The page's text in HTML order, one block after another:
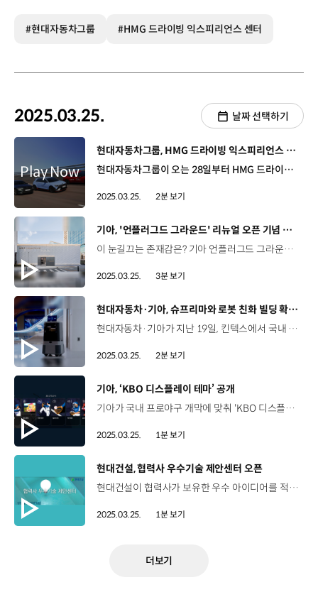
#현대자동차그룹 #HMG 드라이빙 익스피리언스 센터
2025.03.25. 날짜 선택하기
[동영상]
현대자동차그룹, HMG 드라이빙 익스피리언스 센터 2025 시즌 운영 시작
현대자동차그룹이 오는 28일부터 HMG 드라이빙 익스피리언스 센터의 2025 시즌 운영을 시작합니다. 충남 태안에 위치한 HMG 드라이빙 익스피리언스 센터는 8개의 주행 코스를 통한 드라이빙 체험과 브랜드 경험을 동시에 즐길 수 있는 국내 최대 규모의 시설인데요. 드라이빙 프로그램은 고객이 직접 차량을 운전하며 드라이빙 스킬을 배울 수 있는 ‘드라이빙 익스피리언스’와 누구나 부담없이 드라이빙을 체험해볼 수 있는 ‘드라이빙 플레저’로 구성돼 있습니다. 이번 시즌 드라이빙 익스피리언스에서는 초보 운전자를 위한 기초 프로그램인 베이직 드라이브와 아이오닉5 N을 통해 드라이빙 스킬을 익힐 수 있는 N 드리프트 레벨 2, 최상위 레벨 프로그램인 트랙 익스피리언스 프로그램을 새롭게 운영하는데요. 드라이빙 플레저에서는 타스만 X-Pro 모델과 함께 오프로드 주행과 캠핑을 즐길 수 있는 ‘타스만 인텐시브’를 새롭게 선보입니다. 2025 시즌은 오는 11월 30일까지 운영되며 프로그램 예약과 자세한 운영 정보는 공식 홈페이지를 통해 확인할 수 있습니다.
2025.03.25. 2분 보기
[동영상]
기아, '언플러그드 그라운드' 리뉴얼 오픈 기념 이벤트
이 눈길끄는 존재감은? 기아 언플러그드 그라운드 서울 성동구 상원4길 10 기아 언플러그드 그라운드 전동화 모빌리티가 변화시킨 새로운 라이프스타일을 제시하기 위한 EV 특화 복합문화공간 지난 2021년 최초 개관 후, 신규 전동화 모델 출시와 함께 새롭게 단장 뚝섬역 4번 출구 앞에 신규 출입구를 개설해 고객 접근성 UP! 기아 로고를 연상시키는 외벽 그래픽을 설치해 공간 존재감 UP! 전시 구역 내 벽체를 철거해 공간 개방감 UP! 달라진 공간과 함께 기아의 전용 전기차 전 라인업 전시 레이싱 시뮬레이터 활용한 기아 EV 성능 체험 가상 주행을 통한 첨단 운전자 보조 시스템 체험 자동차 선루프 프레임 기반 네 컷 사진 촬영 리뉴얼 오픈 기념 ‘기아 디스커버리 데이’ 프로그램 운영 기아 디스커버리 데이 팀 기아 파티, 아티스트 초청 공연 등 매월 진행되는 ‘시그니처 고객 초청 프로그램’ 첫 번째 프로그램 KIA타이거즈 팬 초청 개막전 합동 관람 노건우 매니저 / 기아 국내미디어콘텐츠팀오늘 행사는 프로야구 개막일을 맞아 KIA타이거즈 팬들을 초청해 ‘팀 기아 파티’를 진행하게 되었습니다. 다양한 전기차들도 감상하시고 준비된 다양한 프로그램들도 즐기시면서 즐거운 시간 보내고 가셨으면 좋겠습니다. 2025 프로야구 리그 개막 KIA타이거즈 팬들과 함께 즐기는 시즌 첫 경기 편파 중계, FB 케이터링, 럭키드로우 등 다채로운 이벤트도 함께 진행 ‘NC 다이노스’ 상대 짜릿한 역전승으로 현장 분위기 UP! 김서현 / 행사 참가자 서울에서도 KIA타이거즈를 응원할 수 있어서 너무 좋고 아울러 여기 멋진 자동차들도 같이 볼 수 있어서 좋은 것 같아요. 김형규 / 행사 참가자개막전이 광주에서 열려서 수도권의 기아 팬 분들이 가기 힘든 상황이었는데 같이 응원할 수 있는 기회를 마련해 주셔서 너무 기분 좋고 행복했던 시간이었던 것 같습니다. 허현주 / 행사 참가자 이렇게 개막전 행사를 성대하게 열어줄 줄 몰랐는데 진짜 불편한 거 하나 없이 재미있게 즐길 수 있었고요. 기아차의 최첨단 시스템도 직접 체험하고 사진도 찍으면서 즐길 수 있어서 너무 재미있었습니다. 고객의 풍성한 모빌리티 경험을 위해 색다른 체험 콘텐츠 상시 운영 예정 모빌리티와 사람을 연결하는 공간 “기아 언플러그드 그라운드"
2025.03.25. 3분 보기
[동영상]
현대자동차·기아, 슈프리마와 로봇 친화 빌딩 확대를 위한 업무협약
현대자동차·기아가 지난 19일, 킨텍스에서 국내 보안시스템 전문업체 ‘슈프리마’와 ‘로보틱스 및 AI 기반 토탈 보안 솔루션 구축 사업에 관한 업무협약’을 체결했습니다. 슈프리마는 팩토리얼 성수에서 현대자동차·기아 로보틱스랩과 협업해 빌딩 검증을 수행한 국내 출입 통제 분야 1위 기업인데요. 현대자동차·기아는 이번 업무협약을 통해 로봇 관련 하드웨어와 소프트웨어 기술을 한 단계 더 발전시키고, 혁신적인 로보틱스 비즈니스 모델을 창출해 로봇 친화 빌딩 사업을 확장하게 됩니다. 또한 AI와 로보틱스를 융합한 보안 솔루션과 로보틱스 기술을 활용한 신규 보안 서비스 개발 등을 추진하는데요. 이에 대한 첫 시작으로 달이 딜리버리와 같은 모바일 플랫폼과 자율주행 로봇을 연동해 보안 사각지대를 없애고, 보안 품질을 높여 나갈 계획입니다.
2025.03.25. 2분 보기
[동영상]
기아, ‘KBO 디스플레이 테마’ 공개
기아가 국내 프로야구 개막에 맞춰 'KBO 디스플레이 테마'를 공개했습니다. KBO와 협업해 제작한 이번 디스플레이 테마는 고객이 응원하는 구단에 맞춰 차량의 ccNC 디스플레이 색상과 그래픽을 변경할 수 있는 맞춤형 디지털 상품인데요. 기아는 10개 구단별 팀 로고와 키 컬러가 반영된 클러스터, 팀 마스코트가 내 차의 위치를 표시하는 내비게이션 등을 제공합니다. KBO 디스플레이 테마는 기아 커넥트 스토어를 통해 구매한 뒤, 무선(OTA) 소프트웨어 업데이트를 통해 차량에 적용할 수 있습니다. 기아는 이번 디스플레이 테마를 ‘더 기아 EV4’에 최초로 적용하고 향후 다른 차종에도 확대해 나갈 예정입니다.
2025.03.25. 1분 보기
[동영상]
현대건설, 협력사 우수기술 제안센터 오픈
현대건설이 협력사가 보유한 우수 아이디어를 적극 발굴하고 혁신 기술의 현장 적용을 확대하기 위해 ‘협력사 우수기술 제안센터’를 개설했습니다. 현대건설 협력사뿐만 아니라 건설 관련 국내외 기업은 누구나 제안센터를 활용할 수 있는데요. 현대건설 공식 홈페이지를 통해 기술 제안서를 상시 접수할 수 있습니다. 현대건설은 앞으로도 협력사 기술 혁신을 적극 지원하고 파트너십을 강화해 나갈 계획입니다.
2025.03.25. 1분 보기
더보기